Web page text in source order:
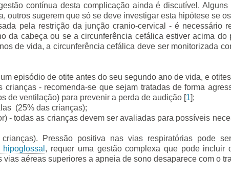
contínua desta complicação ainda é discutível.
outros sugerem que só se deve investigar esta hipótese se
pela restrição da junção cranio-cervical - é necessário
da cabeça ou se a circunferência cefálica estiver acima
de vida, a circunferência cefálica deve ser monitorizada
episódio de otite antes do seu segundo ano de vida, e
- recomenda-se que sejam tratadas de forma
de ventilação) para prevenir a perda de audição [1];
(25% das crianças);
- todas as crianças devem ser avaliadas para possíveis
Pressão positiva nas vias respiratórias pode
, requer uma gestão complexa que pode incluir
aéreas superiores a apneia de sono desaparece com o